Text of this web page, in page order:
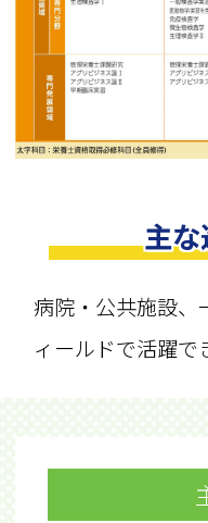
主
病院・公共施設、
ィールドで活躍で